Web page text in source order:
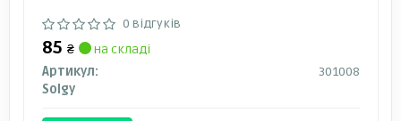
0 відгуків
85 ₴
на складі
Артикул:
301008
Solgy